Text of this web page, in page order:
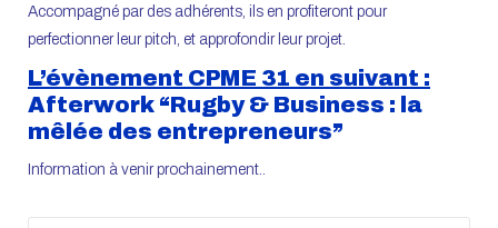
Accompagné par des adhérents, ils en profiteront pour
perfectionner leur pitch, et approfondir leur projet.
L’évènement CPME 31 en suivant :
Afterwork “Rugby & Business : la
mêlée des entrepreneurs”
Information à venir prochainement..